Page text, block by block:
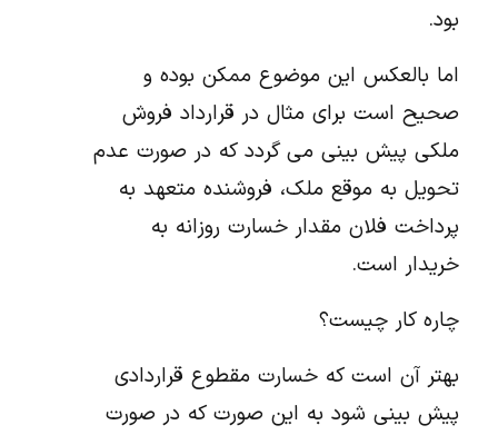
بود.
اما بالعکس این موضوع ممکن بوده و
صحیح است برای مثال در قرارداد فروش
ملکی پیش بینی می گردد که در صورت عدم
تحویل به موقع ملک، فروشنده متعهد به
پرداخت فلان مقدار خسارت روزانه به
خریدار است.
چاره کار چیست؟
بهتر آن است که خسارت مقطوع قراردادی
پیش بینی شود به این صورت که در صورت